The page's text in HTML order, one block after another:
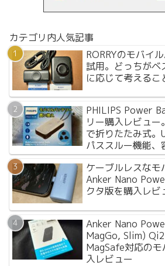
カテゴリ内人気記事
RORRYのモバイ
試用。どっちが
に応じて考えるこ
PHILIPS Power
リー購入レビュ
で折りたたみ式。
パススルー機能、
Apple Watch対応
格は嬉しい。
ケーブルレスなモ
Anker Nano
クタ版を購入レビ
Anker Nano
MagGo, Slim)
MagSafe対応の
入レビュー